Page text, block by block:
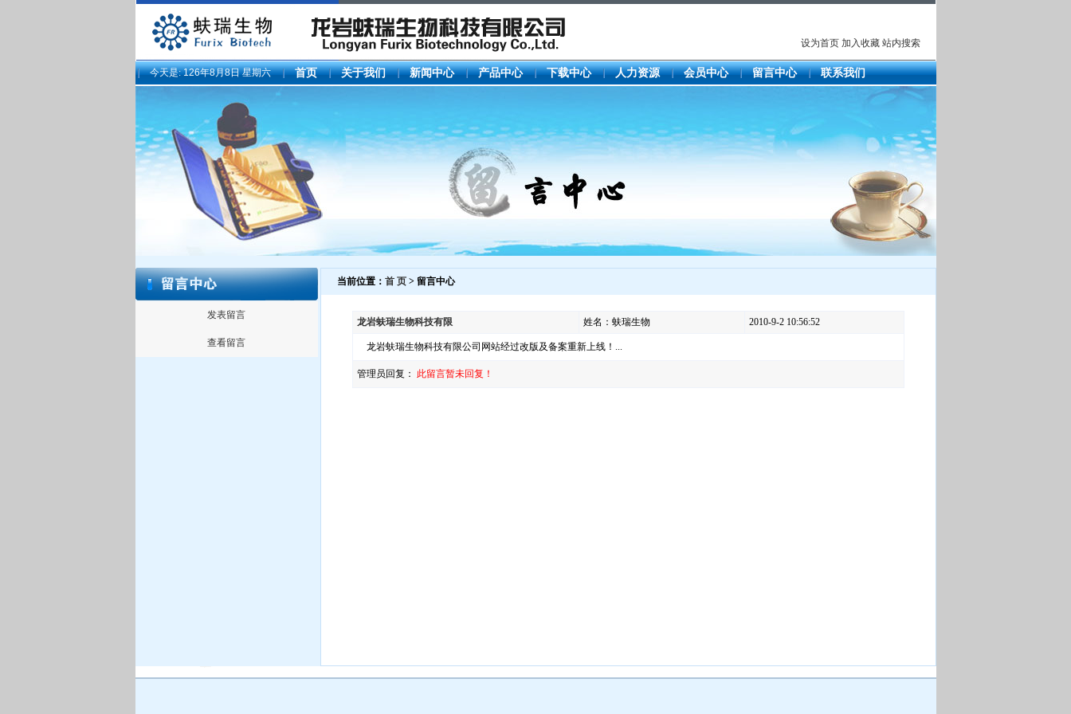
设为首页 加入收藏 站内搜索
今天是:126年8月8日 星期六 首页 关于我们 新闻中心 产品中心 下载中心 人力资源 会员中心 留言中心 联系我们
发表留言
查看留言
当前位置： 首 页> 留言中心
龙岩蚨瑞生物科技有限 姓名：蚨瑞生物 2010-9-2 10:56:52
龙岩蚨瑞生物科技有限公司网站经过改版及备案重新上线！...
管理员回复： 此留言暂未回复！